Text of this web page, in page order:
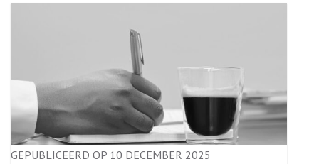
GEPUBLICEERD OP 10 DECEMBER 2025